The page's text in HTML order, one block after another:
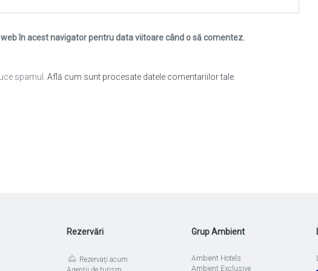
în acest navigator pentru data viitoare când o să comentez.
spamul. Află cum sunt procesate datele comentariilor tale
Rezervări
Rezervaţi acum
Grup Ambient
Ambient Hotels
Ambient Exclusive